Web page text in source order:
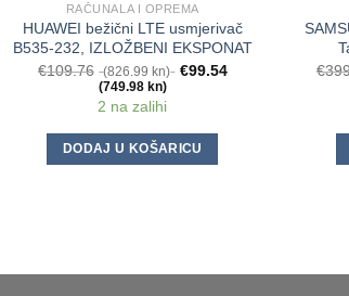
RAČUNALA I OPREMA
HUAWEI bežični LTE usmjerivač
B535-232, IZLOŽBENI EKSPONAT
€109.76 (826.99 kn) €99.54
(749.98 kn)
2 na zalihi
DODAJ U KOŠARICU
€